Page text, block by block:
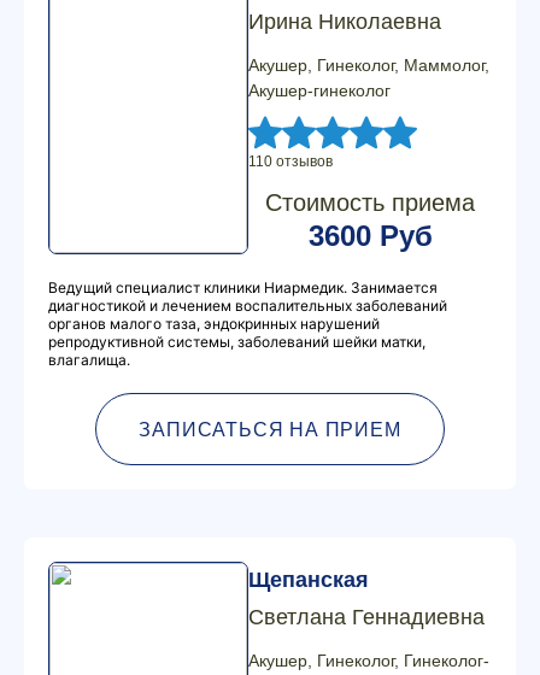
Ирина Николаевна
Акушер, Гинеколог, Маммолог,
Акушер-гинеколог
110 отзывов
Стоимость приема
3600 Руб
Ведущий специалист клиники Ниармедик. Занимается
диагностикой и лечением воспалительных заболеваний
органов малого таза, эндокринных нарушений
репродуктивной системы, заболеваний шейки матки,
влагалища.
ЗАПИСАТЬСЯ НА ПРИЕМ
Щепанская
Светлана Геннадиевна
Акушер, Гинеколог, Гинеколог-